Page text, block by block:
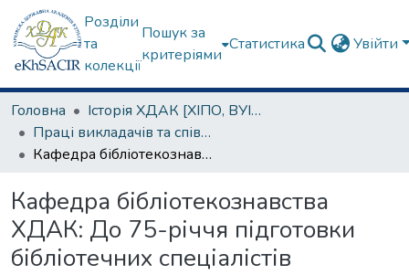
Розділи
та
колекції
Пошук за
критеріями
Статистика Увійти
Головна
Історія ХДАК [ХІПО, ВУІКО, УБІ, ХДБІ, ХДІК]
Праці викладачів та співробітників. Архів
Кафедра бібліотекознавства ХДАК: До 75-річчя підготовки бібліотечних спеціалістів
Кафедра бібліотекознавства
ХДАК: До 75-річчя підготовки
бібліотечних спеціалістів